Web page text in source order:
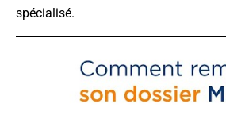
spécialisé.